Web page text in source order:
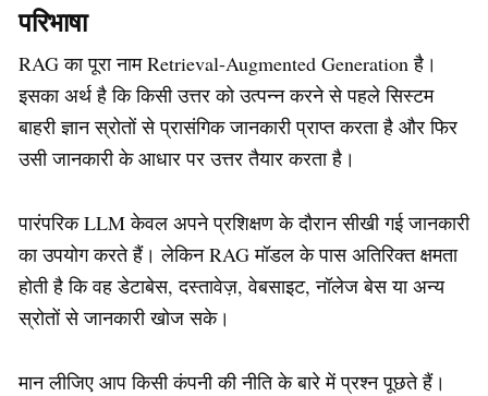
परिभाषा
RAG का पूरा नाम Retrieval-Augmented Generation है।
इसका अर्थ है कि किसी उत्तर को उत्पन्न करने से पहले सिस्टम
बाहरी ज्ञान स्रोतों से प्रासंगिक जानकारी प्राप्त करता है और फिर
उसी जानकारी के आधार पर उत्तर तैयार करता है।
पारंपरिक LLM केवल अपने प्रशिक्षण के दौरान सीखी गई जानकारी
का उपयोग करते हैं। लेकिन RAG मॉडल के पास अतिरिक्त क्षमता
होती है कि वह डेटाबेस, दस्तावेज़, वेबसाइट, नॉलेज बेस या अन्य
स्रोतों से जानकारी खोज सके।
मान लीजिए आप किसी कंपनी की नीति के बारे में प्रश्न पूछते हैं।